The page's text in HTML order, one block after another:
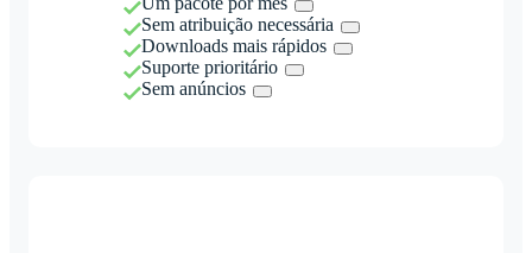
Sem atribuição necessária
Downloads mais rápidos
Suporte prioritário
Sem anúncios